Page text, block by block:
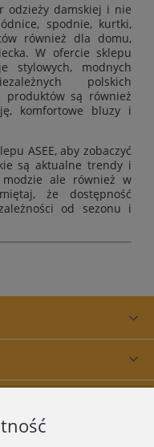
odzieży damskiej i nie
, spodnie, kurtki,
również dla domu,
. W ofercie sklepu
stylowych, modnych
polskich
produktów są również
komfortowe bluzy i
ASEE, aby zobaczyć
są aktualne trendy i
ale również w
że dostępność
od sezonu i